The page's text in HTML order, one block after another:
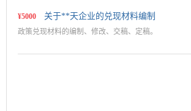
¥5000 关于**天企业的兑现材料编制
政策兑现材料的编制、修改、交稿、定稿。